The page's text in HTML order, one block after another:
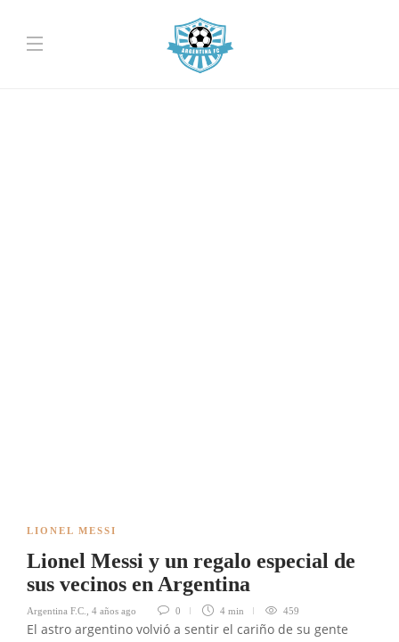
LIONEL MESSI
Lionel Messi y un regalo especial de
sus vecinos en Argentina
Argentina F.C. 4 años ago 0 4 min 459
El astro argentino volvió a sentir el cariño de su gente